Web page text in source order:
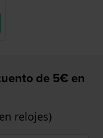
de 5€ en
relojes)